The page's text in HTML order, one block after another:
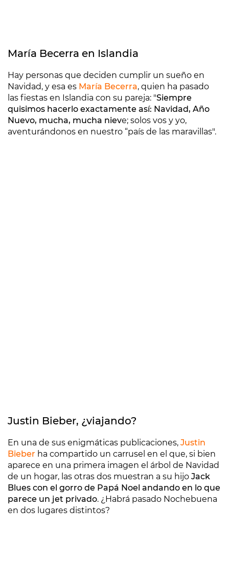
María Becerra en Islandia
Hay personas que deciden cumplir un sueño en
Navidad, y esa es María Becerra, quien ha pasado
las fiestas en Islandia con su pareja: "Siempre
quisimos hacerlo exactamente así: Navidad, Año
Nuevo, mucha, mucha nieve; solos vos y yo,
aventurándonos en nuestro “país de las maravillas".
Justin Bieber, ¿viajando?
En una de sus enigmáticas publicaciones, Justin
Bieber ha compartido un carrusel en el que, si bien
aparece en una primera imagen el árbol de Navidad
de un hogar, las otras dos muestran a su hijo Jack
Blues con el gorro de Papá Noel andando en lo que
parece un jet privado. ¿Habrá pasado Nochebuena
en dos lugares distintos?